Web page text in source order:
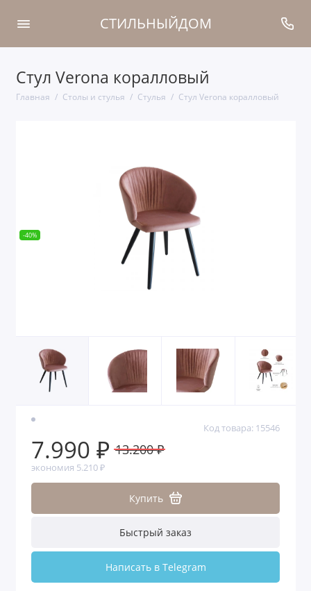
СТИЛЬНЫЙДОМ
Стул Verona коралловый
Главная Столы и стулья Стулья Стул Verona коралловый
-40%
Код товара: 15546
7.990 ₽ 13.200 ₽
экономия 5.210 ₽
Купить
Быстрый заказ
Написать в Telegram